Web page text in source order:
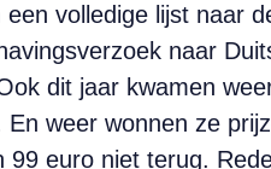
volledige lijst naar
naar
dit jaar kwamen
weer wonnen ze
99 euro niet terug.